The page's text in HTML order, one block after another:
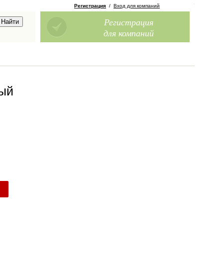
Регистрация / Вход для компаний
Регистрация
для компаний